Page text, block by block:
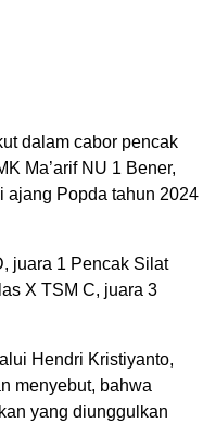
dalam cabor pencak
Ma’arif NU 1 Bener,
ajang Popda tahun 2024
juara 1 Pencak Silat
X TSM C, juara 3
Hendri Kristiyanto,
menyebut, bahwa
yang diunggulkan